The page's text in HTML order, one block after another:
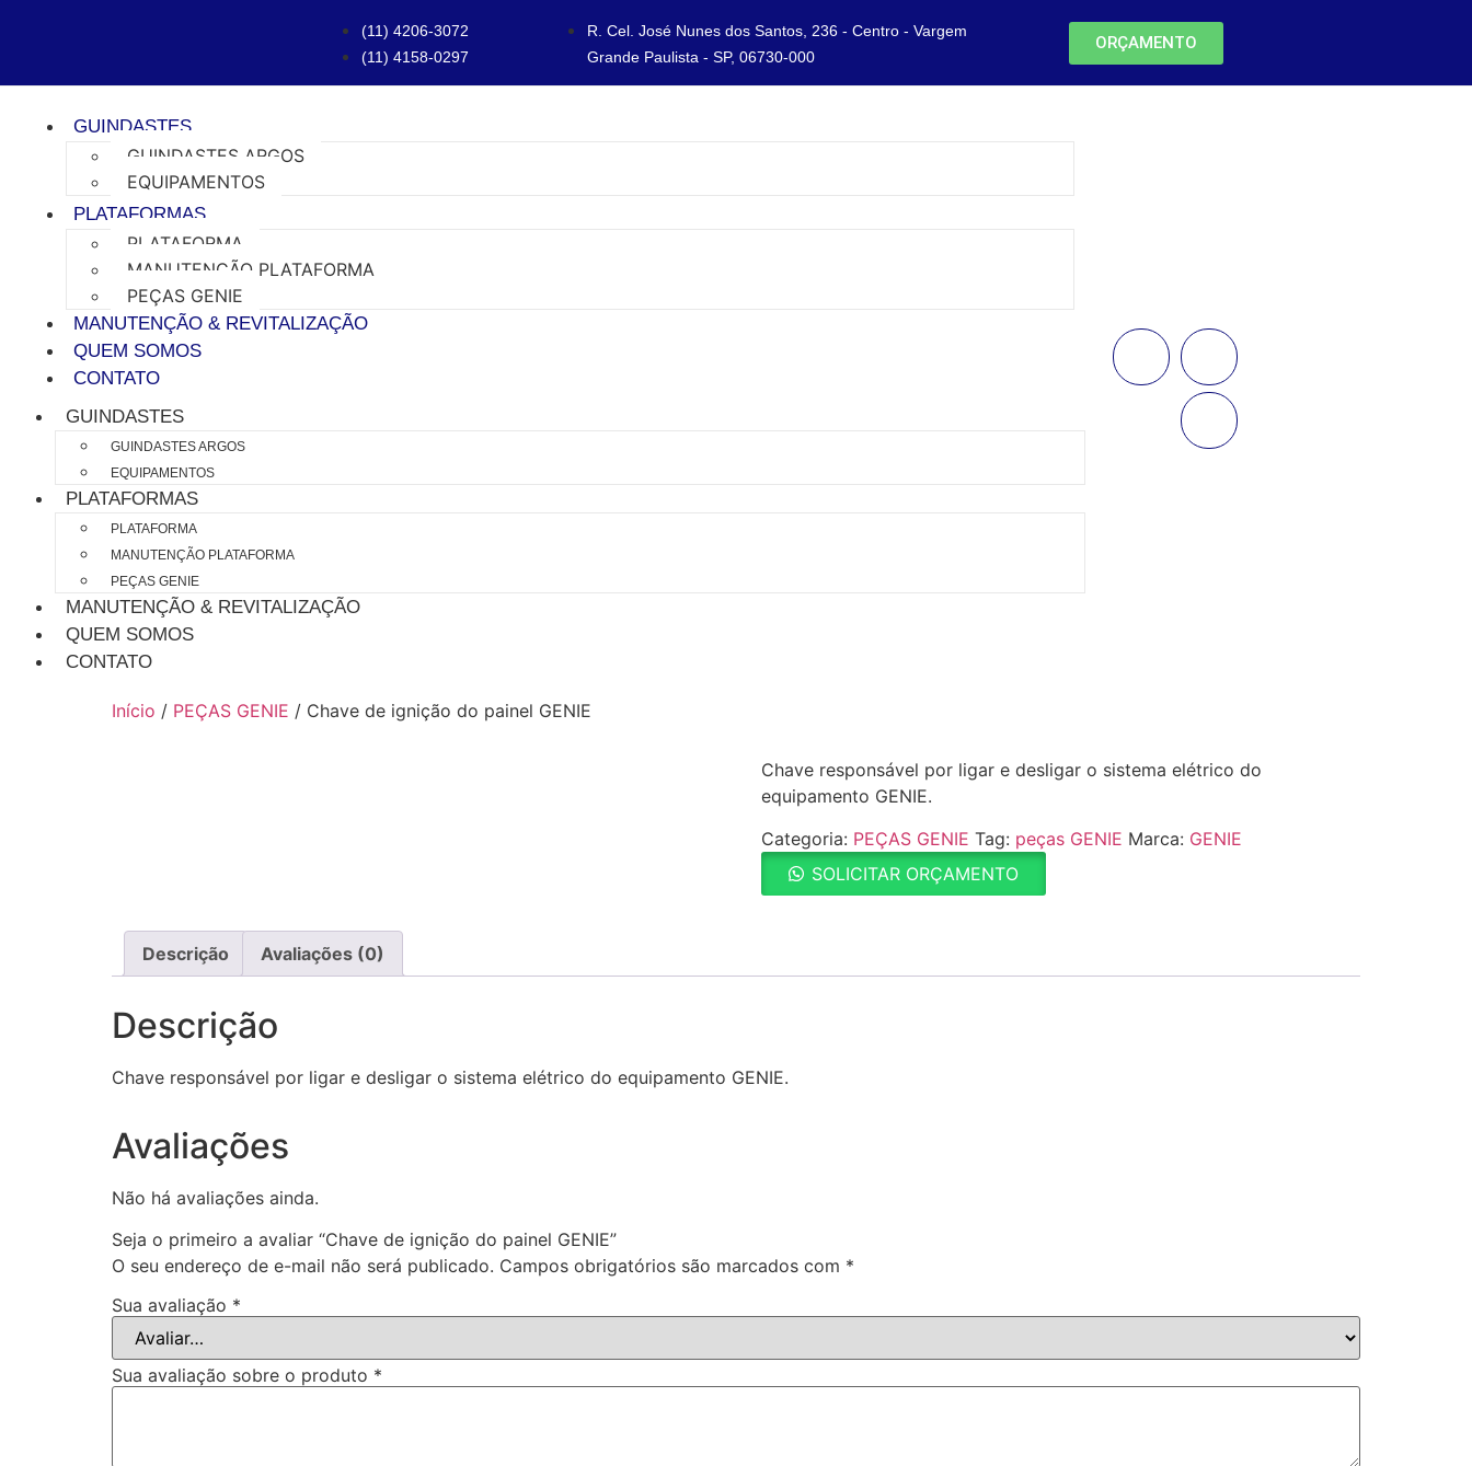
(11) 4206-3072
(11) 4158-0297
R. Cel. José Nunes dos Santos, 236 - Centro - Vargem
Grande Paulista - SP, 06730-000
ORÇAMENTO
GUINDASTES
GUINDASTES ARGOS
EQUIPAMENTOS
PLATAFORMAS
PLATAFORMA
MANUTENÇÃO PLATAFORMA
PEÇAS GENIE
MANUTENÇÃO & REVITALIZAÇÃO
QUEM SOMOS
CONTATO
GUINDASTES
GUINDASTES ARGOS
EQUIPAMENTOS
PLATAFORMAS
PLATAFORMA
MANUTENÇÃO PLATAFORMA
PEÇAS GENIE
MANUTENÇÃO & REVITALIZAÇÃO
QUEM SOMOS
CONTATO
Início / PEÇAS GENIE / Chave de ignição do painel GENIE
Chave responsável por ligar e desligar o sistema elétrico do
equipamento GENIE.
Categoria: PEÇAS GENIE Tag: peças GENIE Marca: GENIE
SOLICITAR ORÇAMENTO
Descrição Avaliações (0)
Descrição
Chave responsável por ligar e desligar o sistema elétrico do equipamento GENIE.
Avaliações
Não há avaliações ainda.
Seja o primeiro a avaliar “Chave de ignição do painel GENIE”
O seu endereço de e-mail não será publicado. Campos obrigatórios são marcados com *
Sua avaliação *
Sua avaliação sobre o produto *